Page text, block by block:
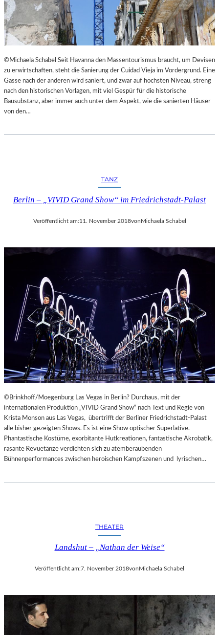
E
S
T
H
E
T
E
R
I
M
L
A
N
E
S
T
H
E
E
E
B
E
©Michaela Schabel Seit Havanna den Massentourismus braucht, um Devisen
zu erwirtschaften, steht die Sanierung der Cuidad Vieja im Vordergrund. Eine
Gasse nach der anderen wird saniert, und zwar auf höchsten Niveau, streng
nach den historischen Vorlagen, mit viel Gespür für die historische
Bausubstanz, aber immer auch unter dem Aspekt, wie die sanierten Häuser
von den…
TANZ
Berlin – „VIVID Grand Show“ im Friedrichstadt-Palast
Veröffentlicht am:11. November 2018vonMichaela Schabel
©Brinkhoff/Moegenburg Las Vegas in Berlin? Durchaus, mit der
internationalen Produktion „VIVID Grand Show“ nach Text und Regie von
Krista Monson aus Las Vegas, übertrifft der Berliner Friedrichstadt-Palast
alle bisher gezeigten Shows. Es ist eine Show optischer Superlative.
Phantastische Kostüme, exorbitante Hutkreationen, fantastische Akrobatik,
rasante Revuetänze verdichten sich zu atemberaubenden
Bühnenperformances zwischen heroischen Kampfszenen und lyrischen…
THEATER
Landshut – „Nathan der Weise“
Veröffentlicht am:7. November 2018vonMichaela Schabel